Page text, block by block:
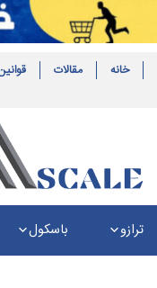
خانه مقالات
ترازو باسکول